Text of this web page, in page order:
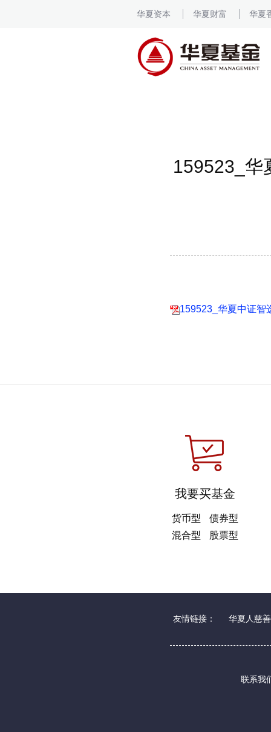
华夏资本 华夏财富 华夏
159523_华
159523_华夏中证智
我要买基金
货币型
债券型
混合型
股票型
友情链接： 华夏人慈
联系我